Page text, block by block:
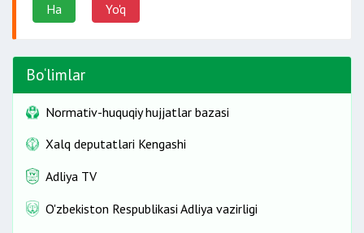
Ha Yo'q
Bo‘limlar
Normativ-huquqiy hujjatlar bazasi
Xalq deputatlari Kengashi
Adliya TV
O'zbekiston Respublikasi Adliya vazirligi